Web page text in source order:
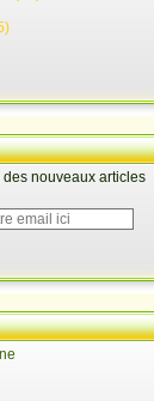
nouveaux articles